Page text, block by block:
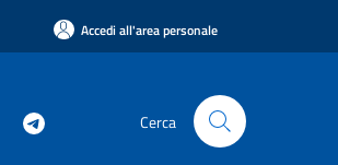
Accedi all'area personale
Cerca